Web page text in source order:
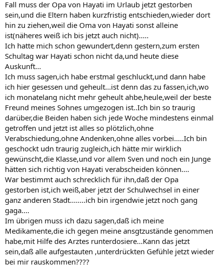
Fall muss der Opa von Hayati im Urlaub jetzt gestorben
sein,und die Eltern haben kurzfristig entschieden,wieder dort
hin zu ziehen,weil die Oma von Hayati sonst alleine
ist(näheres weiß ich bis jetzt auch nicht).....
Ich hatte mich schon gewundert,denn gestern,zum ersten
Schultag war Hayati schon nicht da,und heute diese
Auskunft...
Ich muss sagen,ich habe erstmal geschluckt,und dann habe
ich hier gesessen und geheult...ist denn das zu fassen,ich,wo
ich monatelang nicht mehr geheult ahbe,heule,weil der beste
Freund meines Sohnes umgezogen ist..Ich bin so traurig
darüber,die Beiden haben sich jede Woche mindestens einmal
getroffen und jetzt ist alles so plötzlich,ohne
Verabschiedung,ohne Andenken,ohne alles vorbei.....Ich bin
geschockt udn traurig zugleich,ich hätte mir wirklich
gewünscht,die Klasse,und vor allem Sven und noch ein Junge
hätten sich richtig von Hayati verabscheiden können....
War bestimmt auch schrecklich für ihn,daß der Opa
gestorben ist,ich weiß,aber jetzt der Schulwechsel in einer
ganz anderen Stadt........ich bin irgendwie jetzt noch gang
gaga....
Im übrigen muss ich dazu sagen,daß ich meine
Medikamente,die ich gegen meine ansgtzustände genommen
habe,mit Hilfe des Arztes runterdosiere...Kann das jetzt
sein,daß alle aufgestauten ,unterdrückten Gefühle jetzt wieder
bei mir rauskommen????